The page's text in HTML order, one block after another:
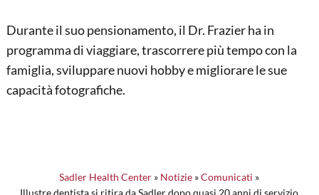
Durante il suo pensionamento, il Dr. Frazier ha in
programma di viaggiare, trascorrere più tempo con la
famiglia, sviluppare nuovi hobby e migliorare le sue
capacità fotografiche.
Sadler Health Center » Notizie »Comunicati »
Illustre dentista si ritira da Sadler dopo quasi 20 anni di servizio